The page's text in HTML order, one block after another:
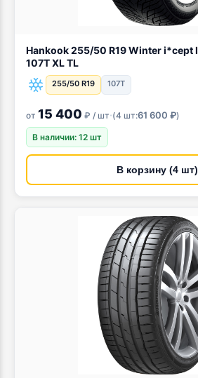
Hankook 255/50 R19 Winter i*cept IZ3 X W636A
107T XL TL
255/50 R19 107T
от 15 400 ₽ / шт·(4 шт:61 600 ₽)
В наличии: 12 шт
В корзину (4 шт)